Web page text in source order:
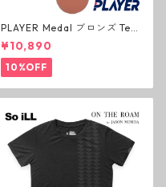
PLAYER Medal ブロンズ Tea
m Deck P3 スケートボードデ
ッキ プレイヤー メダル
¥10,890
10%OFF